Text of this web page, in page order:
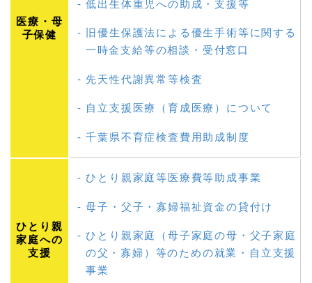
医療・母
子保健
低出生体重児への助成・支援等
旧優生保護法による優生手術等に関する
一時金支給等の相談・受付窓口
先天性代謝異常等検査
自立支援医療（育成医療）について
千葉県不育症検査費用助成制度
ひとり親
家庭への
支援
ひとり親家庭等医療費等助成事業
母子・父子・寡婦福祉資金の貸付け
ひとり親家庭（母子家庭の母・父子家庭
の父・寡婦）等のための就業・自立支援
事業